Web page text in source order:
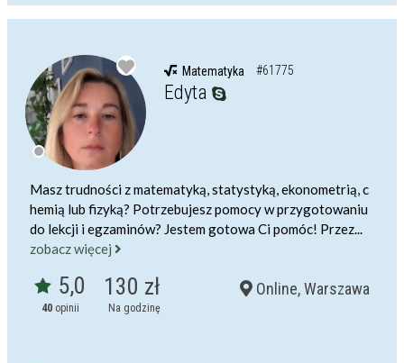
Matematyka #61775
Edyta
Masz trudności z matematyką, statystyką, ekonometrią, c
hemią lub fizyką? Potrzebujesz pomocy w przygotowaniu
do lekcji i egzaminów? Jestem gotowa Ci pomóc! Przez...
zobacz więcej
5,0
40opinii
130 zł
Na godzinę
Online, Warszawa